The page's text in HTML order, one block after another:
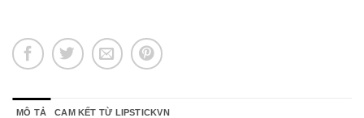
MÔ TẢ CAM KẾT TỪ LIPSTICKVN